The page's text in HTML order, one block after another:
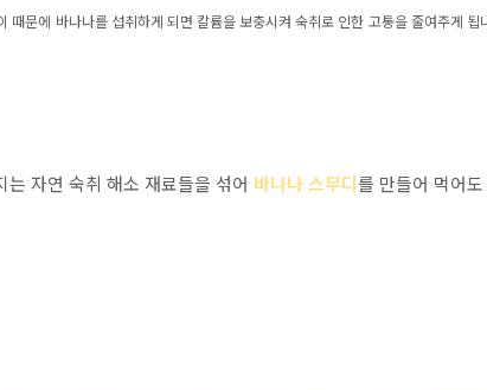
때문에 바나나를 섭취하게 되면 칼륨을 보충시켜 숙취로 인한 고통을 줄여주게 됩
자연 숙취 해소 재료들을 섞어 바나나 스무디 를 만들어 먹어